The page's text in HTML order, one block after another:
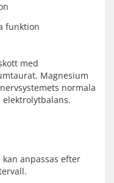
funktion
med
Magnesium
normala
anpassas efter